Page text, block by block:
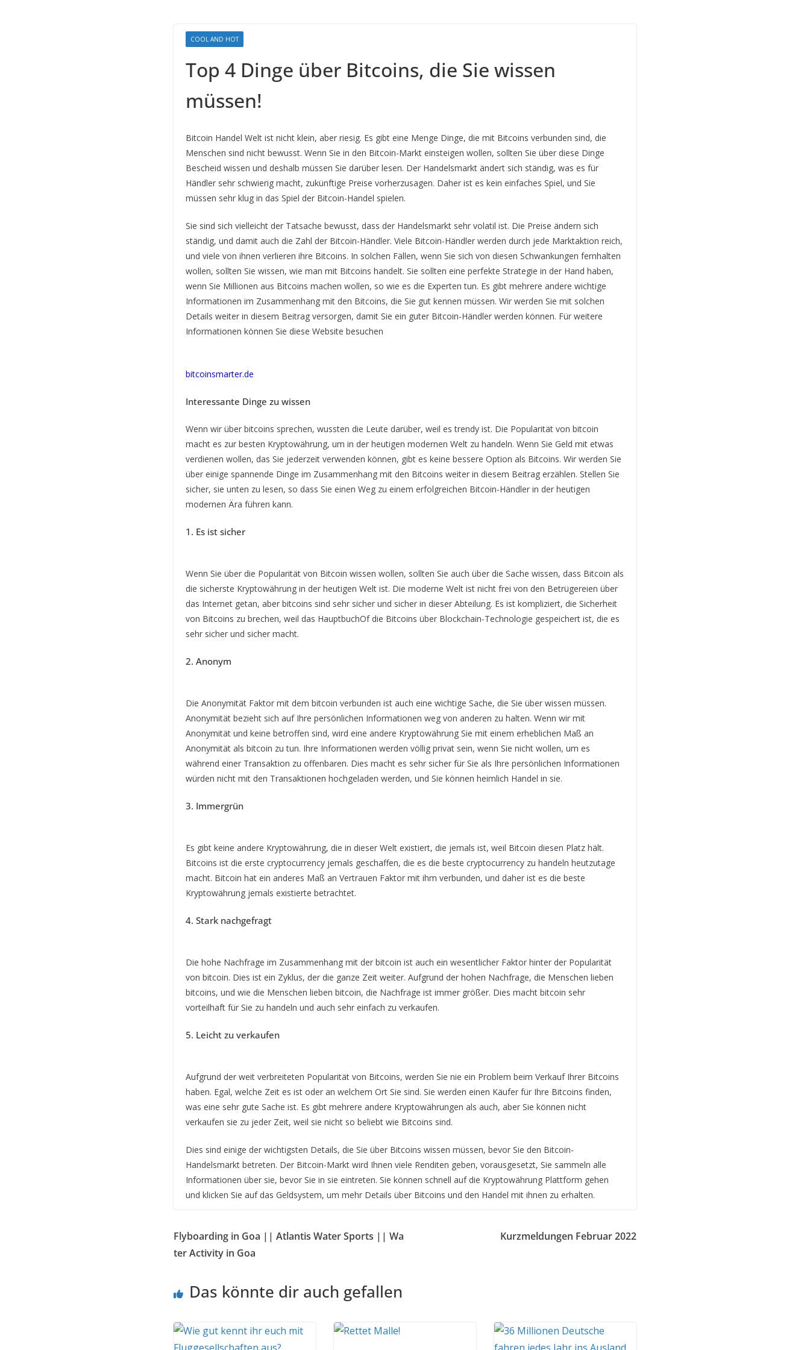
COOL AND HOT
Top 4 Dinge über Bitcoins, die Sie wissen
müssen!
Bitcoin Handel Welt ist nicht klein, aber riesig. Es gibt eine Menge Dinge, die mit Bitcoins verbunden sind, die
Menschen sind nicht bewusst. Wenn Sie in den Bitcoin-Markt einsteigen wollen, sollten Sie über diese Dinge
Bescheid wissen und deshalb müssen Sie darüber lesen. Der Handelsmarkt ändert sich ständig, was es für
Händler sehr schwierig macht, zukünftige Preise vorherzusagen. Daher ist es kein einfaches Spiel, und Sie
müssen sehr klug in das Spiel der Bitcoin-Handel spielen.
Sie sind sich vielleicht der Tatsache bewusst, dass der Handelsmarkt sehr volatil ist. Die Preise ändern sich
ständig, und damit auch die Zahl der Bitcoin-Händler. Viele Bitcoin-Händler werden durch jede Marktaktion reich,
und viele von ihnen verlieren ihre Bitcoins. In solchen Fällen, wenn Sie sich von diesen Schwankungen fernhalten
wollen, sollten Sie wissen, wie man mit Bitcoins handelt. Sie sollten eine perfekte Strategie in der Hand haben,
wenn Sie Millionen aus Bitcoins machen wollen, so wie es die Experten tun. Es gibt mehrere andere wichtige
Informationen im Zusammenhang mit den Bitcoins, die Sie gut kennen müssen. Wir werden Sie mit solchen
Details weiter in diesem Beitrag versorgen, damit Sie ein guter Bitcoin-Händler werden können. Für weitere
Informationen können Sie diese Website besuchen
bitcoinsmarter.de
Interessante Dinge zu wissen
Wenn wir über bitcoins sprechen, wussten die Leute darüber, weil es trendy ist. Die Popularität von bitcoin
macht es zur besten Kryptowährung, um in der heutigen modernen Welt zu handeln. Wenn Sie Geld mit etwas
verdienen wollen, das Sie jederzeit verwenden können, gibt es keine bessere Option als Bitcoins. Wir werden Sie
über einige spannende Dinge im Zusammenhang mit den Bitcoins weiter in diesem Beitrag erzählen. Stellen Sie
sicher, sie unten zu lesen, so dass Sie einen Weg zu einem erfolgreichen Bitcoin-Händler in der heutigen
modernen Ära führen kann.
1. Es ist sicher
Wenn Sie über die Popularität von Bitcoin wissen wollen, sollten Sie auch über die Sache wissen, dass Bitcoin als
die sicherste Kryptowährung in der heutigen Welt ist. Die moderne Welt ist nicht frei von den Betrügereien über
das Internet getan, aber bitcoins sind sehr sicher und sicher in dieser Abteilung. Es ist kompliziert, die Sicherheit
von Bitcoins zu brechen, weil das HauptbuchOf die Bitcoins über Blockchain-Technologie gespeichert ist, die es
sehr sicher und sicher macht.
2. Anonym
Die Anonymität Faktor mit dem bitcoin verbunden ist auch eine wichtige Sache, die Sie über wissen müssen.
Anonymität bezieht sich auf Ihre persönlichen Informationen weg von anderen zu halten. Wenn wir mit
Anonymität und keine betroffen sind, wird eine andere Kryptowährung Sie mit einem erheblichen Maß an
Anonymität als bitcoin zu tun. Ihre Informationen werden völlig privat sein, wenn Sie nicht wollen, um es
während einer Transaktion zu offenbaren. Dies macht es sehr sicher für Sie als Ihre persönlichen Informationen
würden nicht mit den Transaktionen hochgeladen werden, und Sie können heimlich Handel in sie.
3. Immergrün
Es gibt keine andere Kryptowährung, die in dieser Welt existiert, die jemals ist, weil Bitcoin diesen Platz hält.
Bitcoins ist die erste cryptocurrency jemals geschaffen, die es die beste cryptocurrency zu handeln heutzutage
macht. Bitcoin hat ein anderes Maß an Vertrauen Faktor mit ihm verbunden, und daher ist es die beste
Kryptowährung jemals existierte betrachtet.
4. Stark nachgefragt
Die hohe Nachfrage im Zusammenhang mit der bitcoin ist auch ein wesentlicher Faktor hinter der Popularität
von bitcoin. Dies ist ein Zyklus, der die ganze Zeit weiter. Aufgrund der hohen Nachfrage, die Menschen lieben
bitcoins, und wie die Menschen lieben bitcoin, die Nachfrage ist immer größer. Dies macht bitcoin sehr
vorteilhaft für Sie zu handeln und auch sehr einfach zu verkaufen.
5. Leicht zu verkaufen
Aufgrund der weit verbreiteten Popularität von Bitcoins, werden Sie nie ein Problem beim Verkauf Ihrer Bitcoins
haben. Egal, welche Zeit es ist oder an welchem Ort Sie sind. Sie werden einen Käufer für Ihre Bitcoins finden,
was eine sehr gute Sache ist. Es gibt mehrere andere Kryptowährungen als auch, aber Sie können nicht
verkaufen sie zu jeder Zeit, weil sie nicht so beliebt wie Bitcoins sind.
Dies sind einige der wichtigsten Details, die Sie über Bitcoins wissen müssen, bevor Sie den Bitcoin-
Handelsmarkt betreten. Der Bitcoin-Markt wird Ihnen viele Renditen geben, vorausgesetzt, Sie sammeln alle
Informationen über sie, bevor Sie in sie eintreten. Sie können schnell auf die Kryptowährung Plattform gehen
und klicken Sie auf das Geldsystem, um mehr Details über Bitcoins und den Handel mit ihnen zu erhalten.
Flyboarding in Goa || Atlantis Water Sports || Wa
ter Activity in Goa
Kurzmeldungen Februar 2022
Das könnte dir auch gefallen